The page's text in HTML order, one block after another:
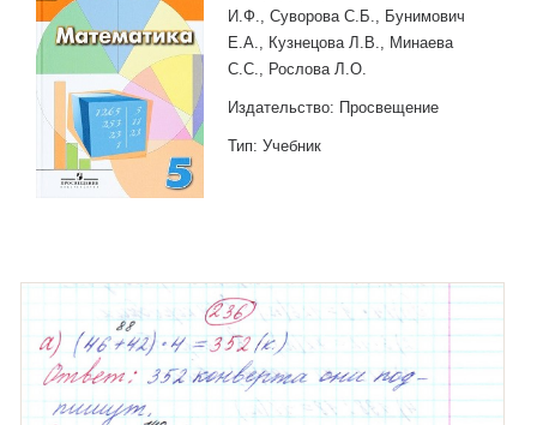
И.Ф., Суворова С.Б., Бунимович
Е.А., Кузнецова Л.В., Минаева
С.С., Рослова Л.О.
Издательство: Просвещение
Тип: Учебник